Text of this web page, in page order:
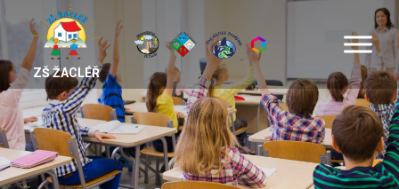
ZŠ ŽACLÉŘ